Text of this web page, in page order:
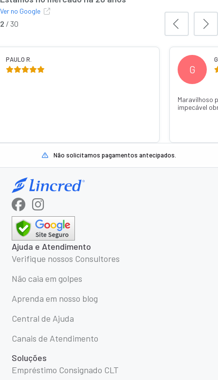
Ver no Google
C.
M
Recomendo de
o dinheiro já
3 / 30
Não solicitamos pagamentos antecipados.
Ajuda e Atendimento
Verifique nossos Consultores
Não caia em golpes
Aprenda em nosso blog
Central de Ajuda
Canais de Atendimento
Soluções
Empréstimo Consignado CLT